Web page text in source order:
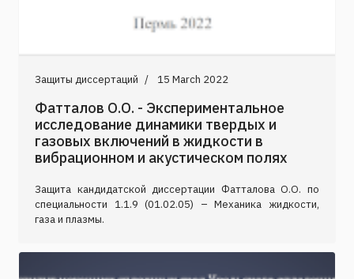
Защиты диссертаций 15 March 2022
Фатталов О.О. - Экспериментальное
исследование динамики твердых и
газовых включений в жидкости в
вибрационном и акустическом полях
Защита кандидатской диссертации Фатталова О.О. по
специальности 1.1.9 (01.02.05) – Механика жидкости,
газа и плазмы.